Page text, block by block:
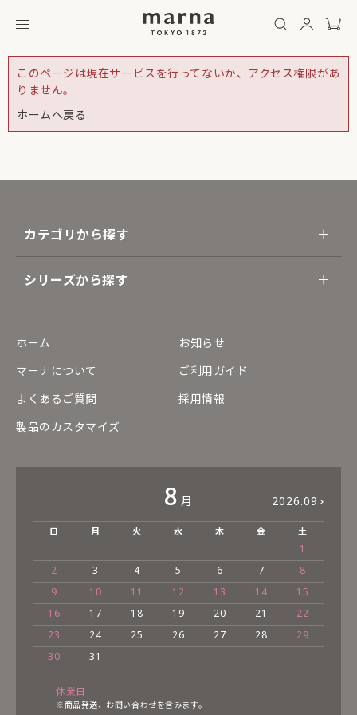
このページは現在サービスを行ってないか、アクセス権限があ
りません。
ホームへ戻る
カテゴリから探す
シリーズから探す
ホーム
お知らせ
マーナについて
ご利用ガイド
よくあるご質問
採用情報
製品のカスタマイズ
8 月 2026.09
日 月 火 水 木 金 土
1
2
3 4 5 6 7
8
9
10 11 12 13 14
15
16
17 18 19 20 21
22
23
24 25 26 27 28
29
30
31
休業日
※商品発送、お問い合わせを含みます。